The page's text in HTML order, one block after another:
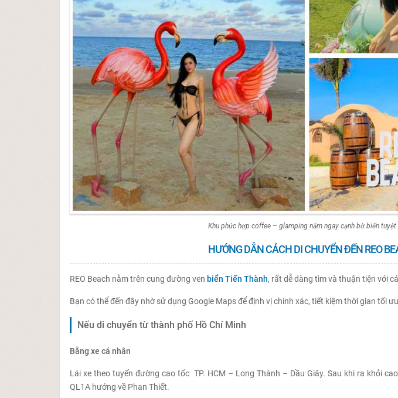
Khu phức hợp coffee – glamping nằm ngay cạnh bờ biển tuyệt
HƯỚNG DẪN CÁCH DI CHUYỂN ĐẾN REO
REO Beach nằm trên cung đường ven biển Tiến Thành, rất dễ dàng tìm và thuận tiện với
Bạn có thể đến đây nhờ sử dụng Google Maps để định vị chính xác, tiết kiệm thời gian tối
Nếu di chuyển từ thành phố Hồ Chí Minh
Bằng xe cá nhân
Lái xe theo tuyến đường cao tốc TP. HCM – Long Thành – Dầu Giây. Sau khi ra khỏi
QL1A hướng về Phan Thiết.